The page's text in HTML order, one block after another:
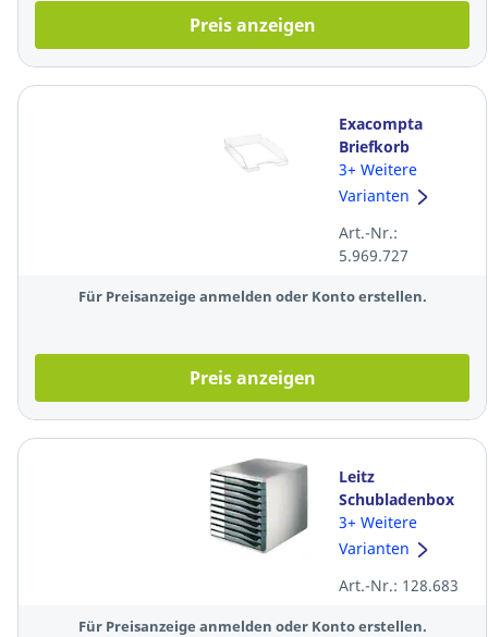
Preis anzeigen
Exacompta
Briefkorb
113216D Combo,
stapelbar, Maße:
65mm, glasklar
3+ Weitere
Varianten
Art.-Nr.:
5.969.727
Für Preisanzeige anmelden oder Konto erstellen.
Preis anzeigen
Leitz
Schubladenbox
5281, 10
Schubladen,
3+ Weitere
Varianten
Art.-Nr.: 128.683
Für Preisanzeige anmelden oder Konto erstellen.